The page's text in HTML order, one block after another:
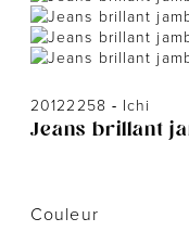
20122258 - Ichi
Jeans brillant
Couleur